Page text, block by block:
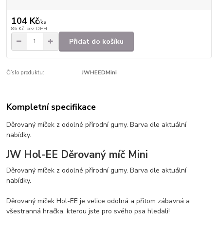
104 Kč/ks
86 Kč bez DPH
Přidat do košíku
Číslo produktu: JWHEEDMini
Kompletní specifikace
Děrovaný míček z odolné přírodní gumy. Barva dle aktuální
nabídky.
JW Hol-EE Děrovaný míč Mini
Děrovaný míček z odolné přírodní gumy. Barva dle aktuální
nabídky.
Děrovaný míček Hol-EE je velice odolná a přitom zábavná a
všestranná hračka, kterou jste pro svého psa hledali!